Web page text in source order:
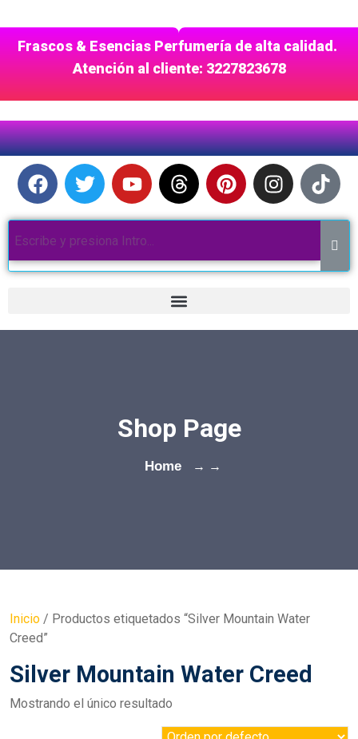
Frascos & Esencias Perfumería de alta calidad.
Atención al cliente: 3227823678
Shop Page
Home → →
Inicio / Productos etiquetados “Silver Mountain Water
Creed”
Silver Mountain Water Creed
Mostrando el único resultado